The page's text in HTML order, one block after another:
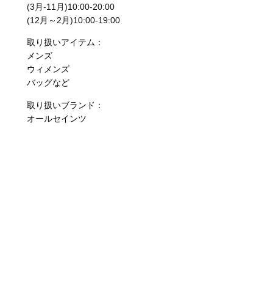
(3月-11月)10:00-20:00
(12月～2月)10:00-19:00
取り扱いアイテム：
メンズ
ウィメンズ
バッグなど
取り扱いブランド：
オールセインツ